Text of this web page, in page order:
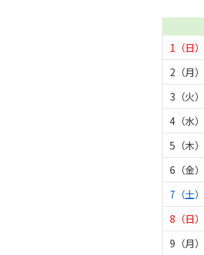
1（日）
2（月）
3（火）
4（水）
5（木）
6（金）
7（土）
8（日）
9（月）